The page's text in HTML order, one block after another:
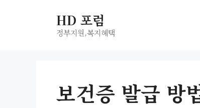
HD 포럼
정부지원,복지헤택
보건증 발급 방